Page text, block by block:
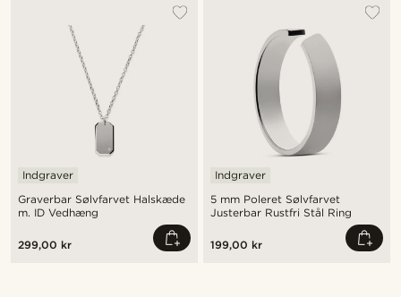
Graverbar Sølvfarvet Halskæde
m. ID Vedhæng
Indgraver
299,00 kr
5 mm Poleret Sølvfarvet
Justerbar Rustfri Stål Ring
Indgraver
199,00 kr